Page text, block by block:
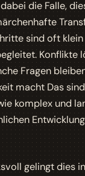
die Falle,
sind oft
Konflikte
Fragen
machtDas
komplex und
gelingt dies